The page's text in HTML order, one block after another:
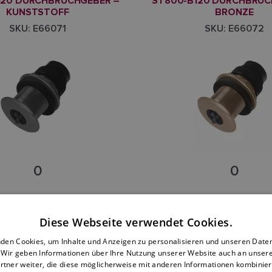
KUNSTSTOFF
SKU: E66071
0
Fiberglas / Stahl
BRONZE
SKU: E66072
0
Bronze
Rumpfmaterial: Fiberglas
Diese Webseite verwendet Cookies.
Cookies, um Inhalte und Anzeigen zu personalisieren und unseren
geben Informationen über Ihre Nutzung unserer Website auch an
weiter, die diese möglicherweise mit anderen Informationen